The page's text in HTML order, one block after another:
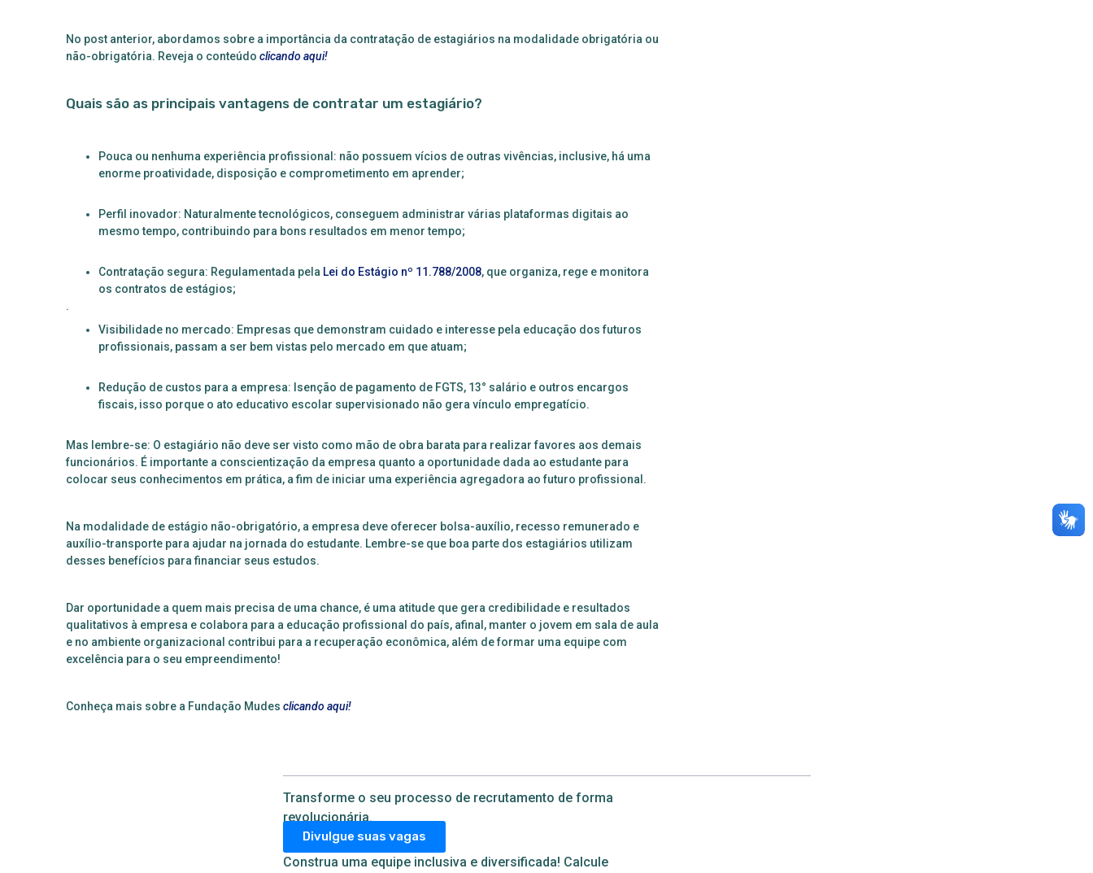
No post anterior, abordamos sobre a importância da contratação de estagiários na modalidade obrigatória ou
não-obrigatória. Reveja o conteúdoclicando aqui!
Quais são as principais vantagens de contratar um estagiário?
Pouca ou nenhuma experiência profissional: não possuem vícios de outras vivências, inclusive, há uma
enorme proatividade, disposição e comprometimento em aprender;
Perfil inovador: Naturalmente tecnológicos, conseguem administrar várias plataformas digitais ao
mesmo tempo, contribuindo para bons resultados em menor tempo;
Contratação segura: Regulamentada pela Lei do Estágio nº 11.788/2008, que organiza, rege e monitora
os contratos de estágios;
.
Visibilidade no mercado: Empresas que demonstram cuidado e interesse pela educação dos futuros
profissionais, passam a ser bem vistas pelo mercado em que atuam;
Redução de custos para a empresa: Isenção de pagamento de FGTS, 13° salário e outros encargos
fiscais, isso porque o ato educativo escolar supervisionado não gera vínculo empregatício.
Mas lembre-se: O estagiário não deve ser visto como mão de obra barata para realizar favores aos demais
funcionários. É importante a conscientização da empresa quanto a oportunidade dada ao estudante para
colocar seus conhecimentos em prática, a fim de iniciar uma experiência agregadora ao futuro profissional.
Na modalidade de estágio não-obrigatório, a empresa deve oferecer bolsa-auxílio, recesso remunerado e
auxílio-transporte para ajudar na jornada do estudante. Lembre-se que boa parte dos estagiários utilizam
desses benefícios para financiar seus estudos.
Dar oportunidade a quem mais precisa de uma chance, é uma atitude que gera credibilidade e resultados
qualitativos à empresa e colabora para a educação profissional do país, afinal, manter o jovem em sala de aula
e no ambiente organizacional contribui para a recuperação econômica, além de formar uma equipe com
excelência para o seu empreendimento!
Conheça mais sobre a Fundação Mudes clicando aqui!
Transforme o seu processo de recrutamento de forma
revolucionária.
Divulgue suas vagas
Construa uma equipe inclusiva e diversificada! Calcule